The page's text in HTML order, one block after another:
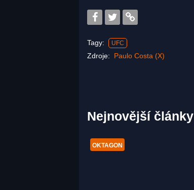
Tagy: UFC
Zdroje: Paulo Costa (X)
Nejnovější články
OKTAGON